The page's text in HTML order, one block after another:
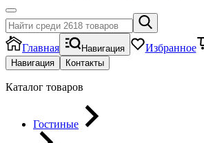
Главная Навигация Избранное
Навигация Контакты
Каталог товаров
Гостиные